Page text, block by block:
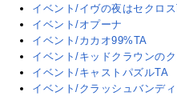
イベント/イヴの夜はセクロ
イベント/オプーナ
イベント/カカオ99%TA
イベント/キッドクラウンの
イベント/キャストパズルTA
イベント/クラッシュバンデ